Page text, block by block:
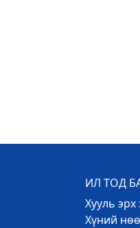
ИЛ ТОД
Хууль эрх
Хүний